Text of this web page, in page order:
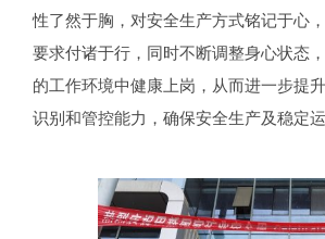
性了然于胸，对安全生产方式铭记于心
要求付诸于行，同时不断调整身心状态
的工作环境中健康上岗，从而进一步提
识别和管控能力，确保安全生产及稳定运